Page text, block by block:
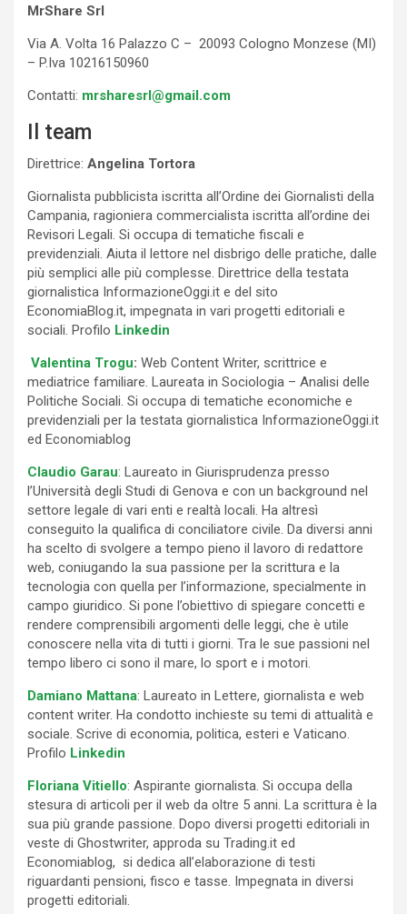
MrShare Srl
Via A. Volta 16 Palazzo C – 20093 Cologno Monzese (MI)
– P.Iva 10216150960
Contatti: mrsharesrl@gmail.com
Il team
Direttrice: Angelina Tortora
Giornalista pubblicista iscritta all’Ordine dei Giornalisti della
Campania, ragioniera commercialista iscritta all’ordine dei
Revisori Legali. Si occupa di tematiche fiscali e
previdenziali. Aiuta il lettore nel disbrigo delle pratiche, dalle
più semplici alle più complesse. Direttrice della testata
giornalistica InformazioneOggi.it e del sito
EconomiaBlog.it, impegnata in vari progetti editoriali e
sociali. Profilo Linkedin
Valentina Trogu: Web Content Writer, scrittrice e
mediatrice familiare. Laureata in Sociologia – Analisi delle
Politiche Sociali. Si occupa di tematiche economiche e
previdenziali per la testata giornalistica InformazioneOggi.it
ed Economiablog
Claudio Garau: Laureato in Giurisprudenza presso
l’Università degli Studi di Genova e con un background nel
settore legale di vari enti e realtà locali. Ha altresì
conseguito la qualifica di conciliatore civile. Da diversi anni
ha scelto di svolgere a tempo pieno il lavoro di redattore
web, coniugando la sua passione per la scrittura e la
tecnologia con quella per l’informazione, specialmente in
campo giuridico. Si pone l’obiettivo di spiegare concetti e
rendere comprensibili argomenti delle leggi, che è utile
conoscere nella vita di tutti i giorni. Tra le sue passioni nel
tempo libero ci sono il mare, lo sport e i motori.
Damiano Mattana: Laureato in Lettere, giornalista e web
content writer. Ha condotto inchieste su temi di attualità e
sociale. Scrive di economia, politica, esteri e Vaticano.
Profilo Linkedin
Floriana Vitiello: Aspirante giornalista. Si occupa della
stesura di articoli per il web da oltre 5 anni. La scrittura è la
sua più grande passione. Dopo diversi progetti editoriali in
veste di Ghostwriter, approda su Trading.it ed
Economiablog, si dedica all’elaborazione di testi
riguardanti pensioni, fisco e tasse. Impegnata in diversi
progetti editoriali.